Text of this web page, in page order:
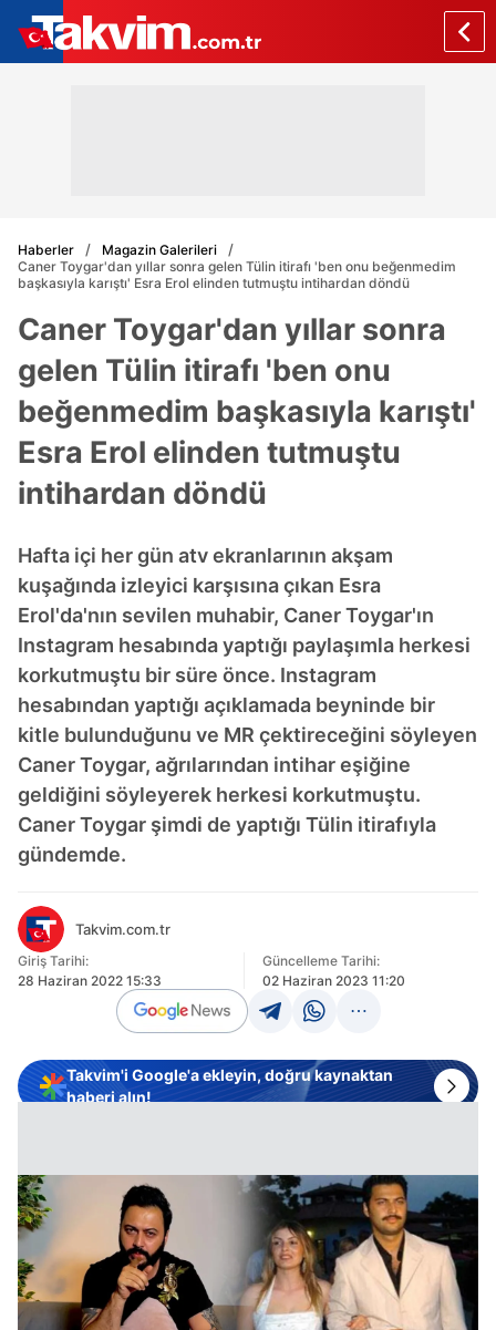
Haberler
Magazin Galerileri
Caner Toygar'dan yıllar sonra gelen Tülin itirafı 'ben onu beğenmedim
başkasıyla karıştı' Esra Erol elinden tutmuştu intihardan döndü
Caner Toygar'dan yıllar sonra
gelen Tülin itirafı 'ben onu
beğenmedim başkasıyla karıştı'
Esra Erol elinden tutmuştu
intihardan döndü
Hafta içi her gün atv ekranlarının akşam
kuşağında izleyici karşısına çıkan Esra
Erol'da'nın sevilen muhabir, Caner Toygar'ın
Instagram hesabında yaptığı paylaşımla herkesi
korkutmuştu bir süre önce. Instagram
hesabından yaptığı açıklamada beyninde bir
kitle bulunduğunu ve MR çektireceğini söyleyen
Caner Toygar, ağrılarından intihar eşiğine
geldiğini söyleyerek herkesi korkutmuştu.
Caner Toygar şimdi de yaptığı Tülin itirafıyla
gündemde.
Takvim.com.tr
Giriş Tarihi:
28 Haziran 2022 15:33
Güncelleme Tarihi:
02 Haziran 2023 11:20
Takvim'i Google'a ekleyin, doğru kaynaktan
haberi alın!